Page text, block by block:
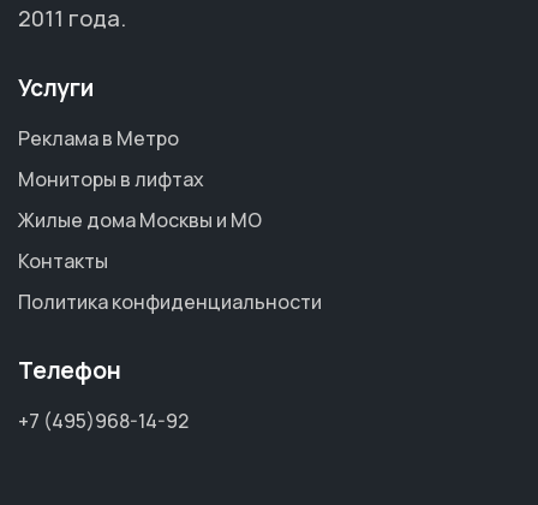
2011 года.
Услуги
Реклама в Метро
Мониторы в лифтах
Жилые дома Москвы и МО
Контакты
Политика конфиденциальности
Телефон
+7 (495)968-14-92